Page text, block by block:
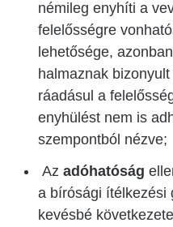
némileg enyhíti a
felelősségre
lehetősége,
halmaznak
ráadásul a
enyhülést nem is
szempontból nézve;
Az adóhatóság
a bírósági ítélkezési
kevésbé